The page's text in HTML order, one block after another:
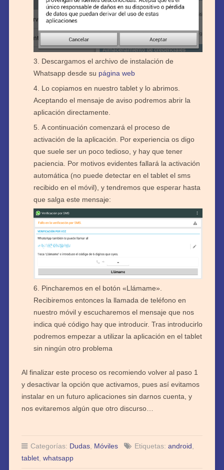
Descargamos el archivo de instalación de
Whatsapp desde su página web
Lo copiamos en nuestro tablet y lo abrimos.
Aceptando el mensaje de aviso podremos abrir la
aplicación directamente.
A continuación comenzará el proceso de
activación de la aplicación. Por experiencia os digo
que suele ser un poco tedioso, y hay que tener
paciencia. Por motivos evidentes fallará la activación
automática (no puede detectar en el tablet el sms
recibido en el móvil), y tendremos que esperar hasta
que salga este mensaje:
Pincharemos en el botón «Llámame».
Recibiremos entonces la llamada de teléfono en
nuestro móvil y escucharemos el mensaje que nos
indica qué código hay que introducir. Tras introducirlo
podremos empezar a utilizar la aplicación en el tablet
sin ningún otro problema
Al finalizar este proceso os recomiendo volver al paso 1
y desactivar la opción que activamos, pues así evitamos
instalar en un futuro aplicaciones sin darnos cuenta, y
nos evitaremos algún que otro discurso…
Categorías: Dudas, Móviles Etiquetas: android,
tablet, whatsapp